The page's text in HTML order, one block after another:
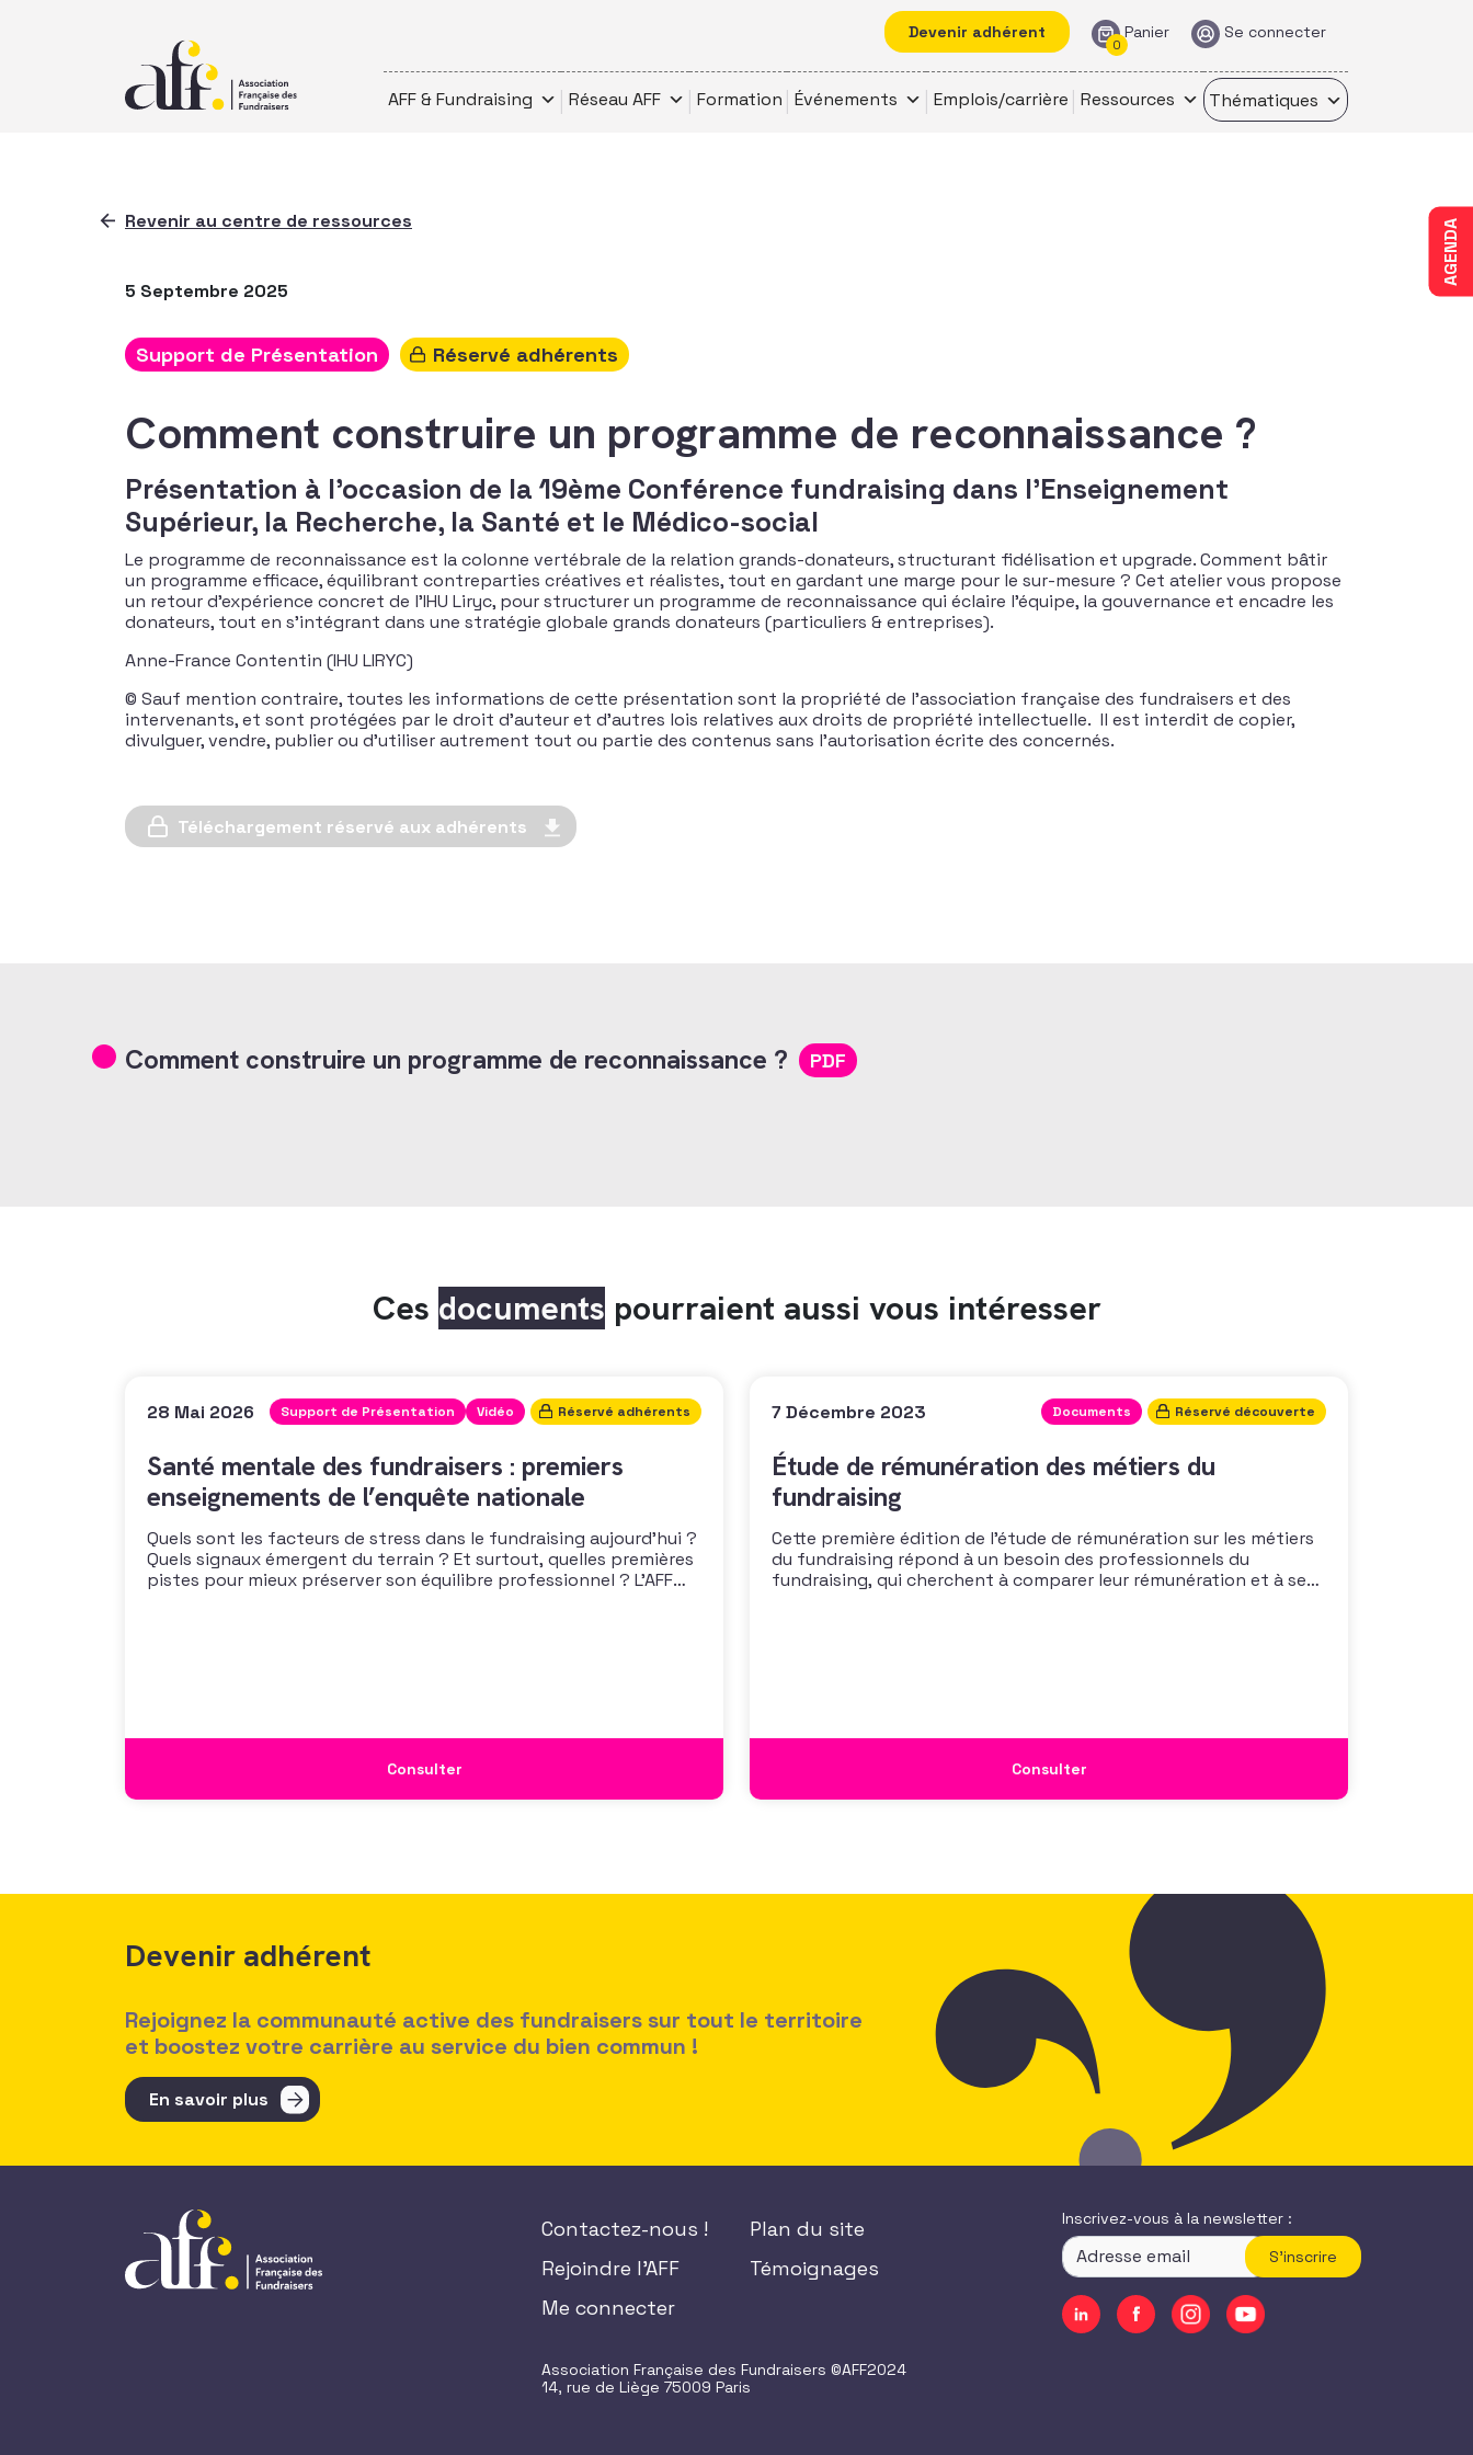
Devenir adhérent Panier
0
Se connecter
AFF & Fundraising Réseau AFF Formation Événements Emplois/carrière Ressources Thématiques
AGENDA
Revenir au centre de ressources
5 Septembre 2025
Support de Présentation Réservé adhérents
Comment construire un programme de reconnaissance ?
Présentation à l'occasion de la 19ème Conférence fundraising dans l'Enseignement
Supérieur, la Recherche, la Santé et le Médico-social
Le programme de reconnaissance est la colonne vertébrale de la relation grands-donateurs, structurant fidélisation et upgrade. Comment bâtir
un programme efficace, équilibrant contreparties créatives et réalistes, tout en gardant une marge pour le sur-mesure ? Cet atelier vous propose
un retour d’expérience concret de l’IHU Liryc, pour structurer un programme de reconnaissance qui éclaire l’équipe, la gouvernance et encadre les
donateurs, tout en s’intégrant dans une stratégie globale grands donateurs (particuliers & entreprises).
Anne-France Contentin (IHU LIRYC)
© Sauf mention contraire, toutes les informations de cette présentation sont la propriété de l’association française des fundraisers et des
intervenants, et sont protégées par le droit d’auteur et d’autres lois relatives aux droits de propriété intellectuelle. Il est interdit de copier,
divulguer, vendre, publier ou d’utiliser autrement tout ou partie des contenus sans l’autorisation écrite des concernés.
Téléchargement réservé aux adhérents
Comment construire un programme de reconnaissance ? PDF
Ces documents pourraient aussi vous intéresser
28 Mai 2026 Support de Présentation Vidéo Réservé adhérents
Santé mentale des fundraisers : premiers
enseignements de l’enquête nationale
Quels sont les facteurs de stress dans le fundraising aujourd’hui ?
Quels signaux émergent du terrain ? Et surtout, quelles premières
pistes pour mieux préserver son équilibre professionnel ? L’AFF
Consulter
7 Décembre 2023 Documents Réservé découverte
Étude de rémunération des métiers du
fundraising
Cette première édition de l’étude de rémunération sur les métiers
du fundraising répond à un besoin des professionnels du
fundraising, qui cherchent à comparer leur rémunération et à se
Consulter
Devenir adhérent
Rejoignez la communauté active des fundraisers sur tout le territoire
et boostez votre carrière au service du bien commun !
En savoir plus
Contactez-nous !
Rejoindre l'AFF
Me connecter
Plan du site
Témoignages
Association Française des Fundraisers ©AFF2024
14, rue de Liège 75009 Paris
Inscrivez-vous à la newsletter :
S'inscrire